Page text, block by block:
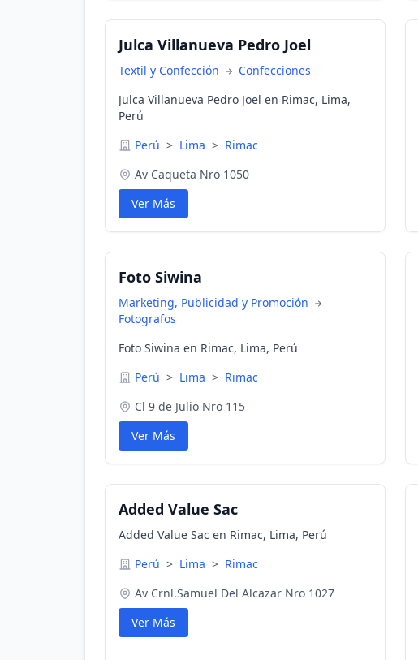
Julca Villanueva Pedro Joel
Textil y Confección
Confecciones
Julca Villanueva Pedro Joel en Rimac, Lima,
Perú
Perú > Lima > Rimac
Av Caqueta Nro 1050
Ver Más
Foto Siwina
Marketing, Publicidad y Promoción
Fotografos
Foto Siwina en Rimac, Lima, Perú
Perú > Lima > Rimac
Cl 9 de Julio Nro 115
Ver Más
Added Value Sac
Added Value Sac en Rimac, Lima, Perú
Perú > Lima > Rimac
Av Crnl.Samuel Del Alcazar Nro 1027
Ver Más